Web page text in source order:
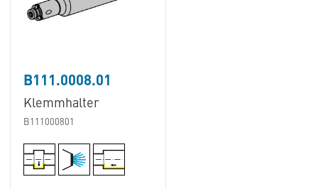
B111.0008.01
Klemmhalter
B111000801